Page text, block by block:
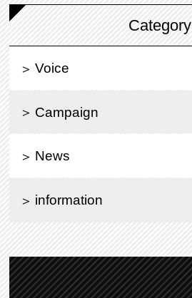
Category
Voice
Campaign
News
information